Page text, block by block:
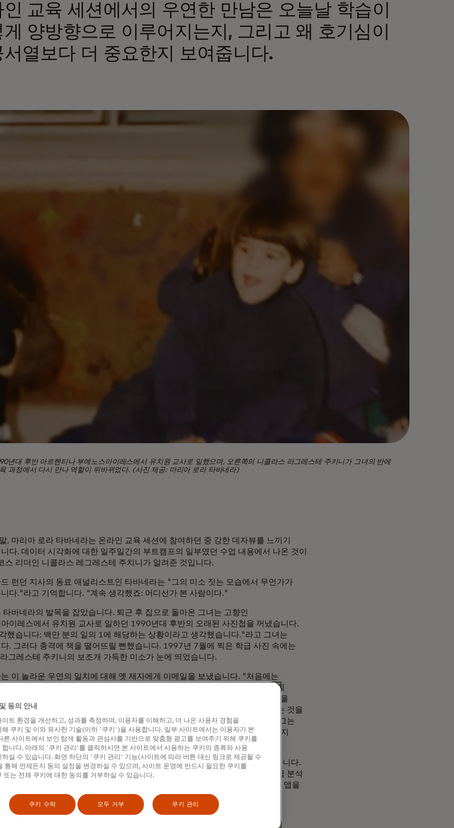
교육 세션에서의 우연한 만남은 오늘날 학습이
양방향으로 이루어지는지, 그리고 왜 호기심이
서열보다 더 중요한지 보여줍니다.
년대 후반 아르헨티나 부에노스아이레스에서 유치원 교사로 일했으며, 오른쪽의 니콜라스 라그레스테 주키니가 그녀의 반에
과정에서 다시 만나 역할이 뒤바뀌었다. (사진 제공: 마리아 로라 타바네라)
, 마리아 로라 타바네라는 온라인 교육 세션에 참여하던 중 강한 데자뷰를 느끼기
다. 데이터 시각화에 대한 일주일간의 부트캠프의 일부였던 수업 내용에서 나온 것이
스 리더인 니콜라스 레그레스테 주치니가 알려준 것입니다.
런던 지사의 동료 애널리스트인 타바네라는 "그의 미소 짓는 모습에서 무언가가
다."라고 기억합니다. "계속 생각했죠: 어디선가 본 사람이다."
타바네라의 발목을 잡았습니다. 퇴근 후 집으로 돌아온 그녀는 고향인
이레스에서 유치원 교사로 일하던 1990년대 후반의 오래된 사진첩을 꺼냈습니다.
했습니다: 백만 분의 일의 1에 해당하는 상황이라고 생각했습니다."라고 그녀는
. 그러다 충격에 책을 떨어뜨릴 뻔했습니다. 1997년 7월에 찍은 학급 사진 속에는
그레스테 주키니의 보조개 가득한 미소가 눈에 띄었습니다.
이 놀라운 우연의 일치에 대해 옛 제자에게 이메일을 보냈습니다. "처음에는
피싱인지 궁금했습니다." 2016년 마드리드로 이주하기 전 부에노스아이레스의
에서 행정 및 시스템 학사 학위를 취득하고 해외에서 여러 자격증을
그레스테 주치니는 이렇게 회상합니다. "하지만 사진을 보고 라우 선생님이라는 것을
다."라고 그는 타바네라의 교명을 사용하며 덧붙입니다. 그는 감격했습니다. 그는
유치원 선생님을 지구 반대편에서 책상은커녕 만나게 될 것이라고는 상상도 하지
.
뇨는 빠르게 스승과 제자 관계를 회복했지만 이번에는 그 반대의 상황이 되었습니다.
그레스테 주치니는 현재 52세의 타바네라에게 결제 산업을 재편하고 있는 고급 분석
시각화를 제공하기 위해 Power BI, Azure, Power Automate 및 사용자 지정 앱을
즈니스 인텔리전스 도구에 대해 적극적으로 멘토링하고 있습니다.
동의 안내
이트 환경을 개선하고, 성과를 측정하며, 이용자를 이해하고, 더 나은 사용자 경험을
해 쿠키 및 이와 유사한 기술(이하 '쿠키')을 사용합니다. 일부 사이트에서는 이용자가 본
른 사이트에서 보인 탐색 활동과 관심사를 기반으로 맞춤형 광고를 보여주기 위해 쿠키를
합니다. 아래의 '쿠키 관리'를 클릭하시면 본 사이트에서 사용하는 쿠키의 종류와 사용
하실 수 있습니다. 화면 하단의 '쿠키 관리' 기능(사이트에 따라 버튼 대신 링크로 제공될 수
통해 언제든지 동의 설정을 변경하실 수 있으며, 사이트 운영에 반드시 필요한 쿠키를
또는 전체 쿠키에 대한 동의를 거부하실 수 있습니다.
쿠키 수락 모두 거부 쿠키 관리